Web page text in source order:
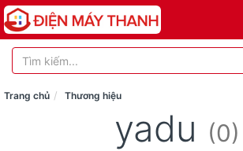
Trang chủ Thương hiệu
yadu (0)